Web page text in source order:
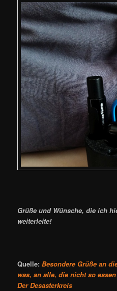
Grüße und Wünsche, die ich
weiterleite!
Quelle:Besondere Grüße an
was, an alle, die nicht so
Der Desasterkreis